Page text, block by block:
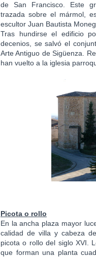
de San Francisco. Este
trazada sobre el mármol,
escultor Juan Bautista
Tras hundirse el edificio
decenios, se salvó el
Arte Antiguo de Sigüenza.
han vuelto a la iglesia
Picota o rollo
En la ancha plaza mayor
calidad de villa y cabeza
picota o rollo del siglo XVI.
que forman una planta